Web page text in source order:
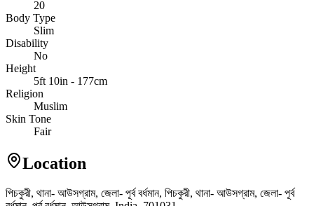
20
Body Type
Slim
Disability
No
Height
5ft 10in - 177cm
Religion
Muslim
Skin Tone
Fair
Location
পিচকুরী, থানা- আউসগ্রাম, জেলা- পূর্ব বর্ধমান, পিচকুরী, থানা- আউসগ্রাম, জেলা- পূর্ব